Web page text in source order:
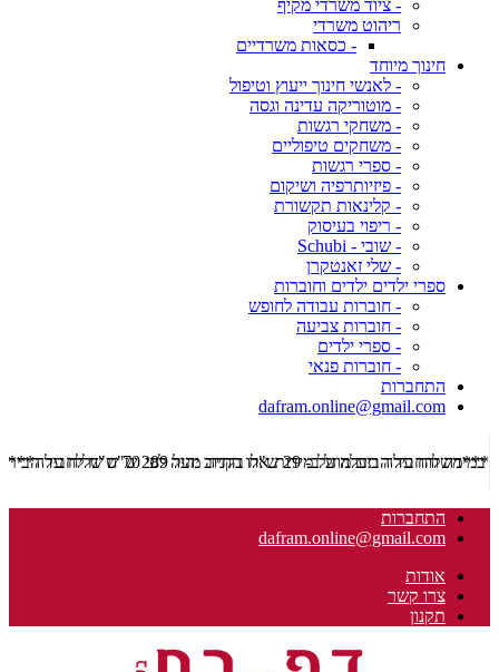
- ציוד משרדי מקיף
ריהוט משרדי
- כסאות משרדיים
חינוך מיוחד
- לאנשי חינוך ייעוץ וטיפול
- מוטוריקה עדינה וגסה
- משחקי רגשות
- משחקים טיפוליים
- ספרי רגשות
- פיזיותרפיה ושיקום
- קלינאות תקשורת
- ריפוי בעיסוק
- שובי - Schubi
- שלי זאנטקרן
ספרי ילדים ילדים וחוברות
- חוברות עבודה לחופש
- חוברות צביעה
- ספרי ילדים
- חוברות פנאי
התחברות
dafram.online@gmail.com
***משלוח עד הבית מוזל ב- 29 ש"ח בקניה מעל 289 ש"ח שליח עד הבית ***
התחברות
dafram.online@gmail.com
אודות
צרו קשר
תקנון